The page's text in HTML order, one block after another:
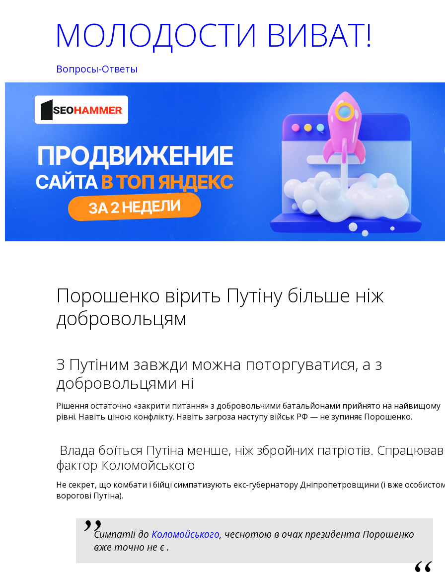
МОЛОДОСТИ ВИВАТ!
Вопросы-Ответы
Порошенко вірить Путіну більше ніж
добровольцям
З Путіним завжди можна поторгуватися, а з
добровольцями ні
Рішення остаточно «закрити питання» з добровольчими батальйонами прийнято на найвищому
рівні. Навіть ціною конфлікту. Навіть загроза наступу військ РФ — не зупиняє Порошенко.
Влада боїться Путіна менше, ніж збройних патріотів. Спрацював
фактор Коломойського
Не секрет, що комбати і бійці симпатизують екс-губернатору Дніпропетровщини (і вже
ворогові Путіна).
Симпатії до Коломойського, чеснотою в очах президента Порошенко
вже точно не є .